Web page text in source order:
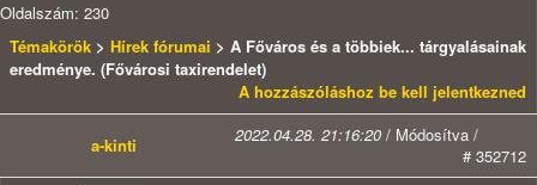
Oldalszám: 230
Témakörök > Hírek fórumai > A Főváros és a többiek... tárgyalásainak
eredménye. (Fővárosi taxirendelet)
A hozzászóláshoz be kell jelentkezned
a-kinti 2022.04.28. 21:16:20 / Módosítva /
# 352712